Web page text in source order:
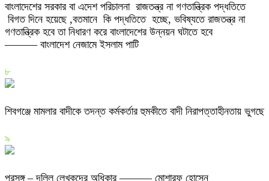
বাংলাদেশের সরকার বা এদেশ পরিচালনা রাজতন্ত্র না গণতান্ত্রিক পদ্ধতিতে
বিগত দিনে হয়েছে ,বতমানে কি পদ্ধতিতে হচ্ছে, ভবিষ্যতে রাজতন্ত্র না
গণতান্ত্রিক হবে তা নিধারণ করে বাংলাদেশের উন্নয়ন ঘটাতে হবে
——— বাংলাদেশ নেজামে ইসলাম পাটি
৮
শিবগঞ্জে মামলার বাদীকে তদন্ত কর্মকর্তার হুমকীতে বাদী নিরাপত্তাহীনতায় ভুগছে
৯
প্রসঙ্গ – দলিল লেখকদের অধিকার ——— মোশারফ হোসেন